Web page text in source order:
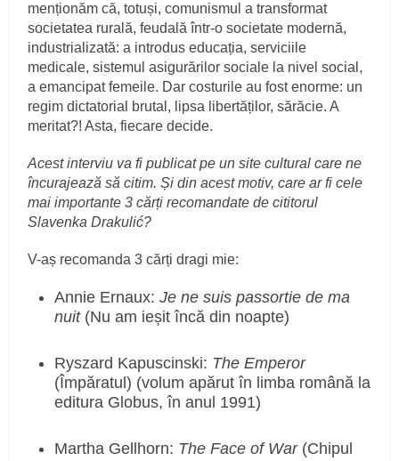
menționăm că, totuși, comunismul a transformat
societatea rurală, feudală într-o societate modernă,
industrializată: a introdus educația, serviciile
medicale, sistemul asigurărilor sociale la nivel social,
a emancipat femeile. Dar costurile au fost enorme: un
regim dictatorial brutal, lipsa libertăților, sărăcie. A
meritat?! Asta, fiecare decide.
Acest interviu va fi publicat pe un site cultural care ne
încurajează să citim. Și din acest motiv, care ar fi cele
mai importante 3 cărți recomandate de cititorul
Slavenka Drakulić?
V-aș recomanda 3 cărți dragi mie:
Annie Ernaux:Je ne suis passortie de ma
nuit(Nu am ieșit încă din noapte)
Ryszard Kapuscinski: The Emperor
(Împăratul) (volum apărut în limba română la
editura Globus, în anul 1991)
Martha Gellhorn: The Face of War(Chipul